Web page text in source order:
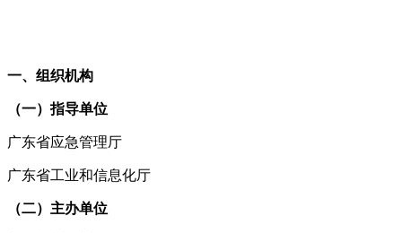
一、组织机构
（一）指导单位
广东省应急管理厅
广东省工业和信息化厅
（二）主办单位